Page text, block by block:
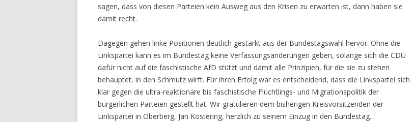
sagen, dass von diesen Parteien kein Ausweg aus den Krisen zu erwarten ist, dann haben sie
damit recht.
Dagegen gehen linke Positionen deutlich gestärkt aus der Bundestagswahl hervor. Ohne die
Linkspartei kann es im Bundestag keine Verfassungsänderungen geben, solange sich die CDU
dafür nicht auf die faschistische AfD stützt und damit alle Prinzipien, für die sie zu stehen
behauptet, in den Schmutz wirft. Für ihren Erfolg war es entscheidend, dass die Linkspartei sich
klar gegen die ultra-reaktionäre bis faschistische Flüchtlings- und Migrationspolitik der
bürgerlichen Parteien gestellt hat. Wir gratulieren dem bisherigen Kreisvorsitzenden der
Linkspartei in Oberberg, Jan Köstering, herzlich zu seinem Einzug in den Bundestag.